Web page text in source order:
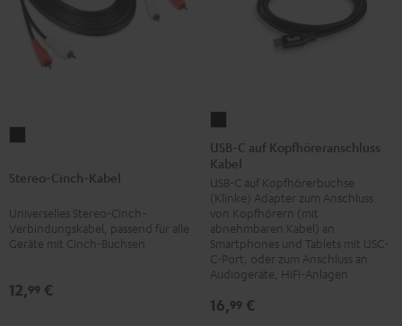
Kabel
Stereo-Cinch-Kabel
Universelles Stereo-Cinch-
Verbindungskabel, passend für alle
Geräte mit Cinch-Buchsen
12,99 €
C
auf
Kopfhöreranschluss
Kabel
Schwarz
USB-C auf Kopfhöreranschluss
Kabel
USB-C auf Kopfhörerbuchse
(Klinke) Adapter zum Anschluss
von Kopfhörern (mit
abnehmbaren Kabel) an
Smartphones und Tablets mit USC-
C-Port, oder zum Anschluss an
Audiogeräte, HiFi-Anlagen
16,99 €